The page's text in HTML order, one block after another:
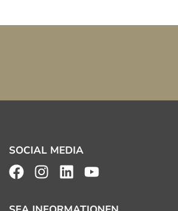
SOCIAL MEDIA